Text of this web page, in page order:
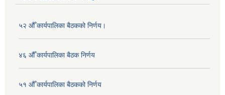
५२ औँ कार्यपालिका बैठकको निर्णय।
४६ औँ कार्यपालिका बैठक निर्णय
५१ औँ कार्यपालिका बैठकको निर्णय